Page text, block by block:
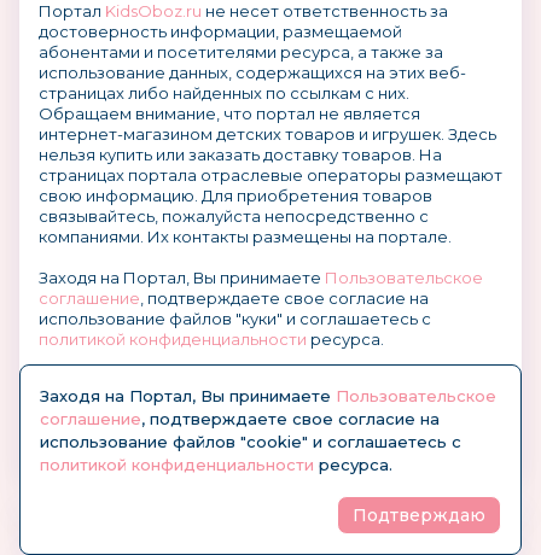
Портал KidsOboz.ru не несет ответственность за
достоверность информации, размещаемой
абонентами и посетителями ресурса, а также за
использование данных, содержащихся на этих веб-
страницах либо найденных по ссылкам с них.
Обращаем внимание, что портал не является
интернет-магазином детских товаров и игрушек. Здесь
нельзя купить или заказать доставку товаров. На
страницах портала отраслевые операторы размещают
свою информацию. Для приобретения товаров
связывайтесь, пожалуйста непосредственно с
компаниями. Их контакты размещены на портале.
Заходя на Портал, Вы принимаете Пользовательское
соглашение , подтверждаете свое согласие на
использование файлов "куки" и соглашаетесь с
политикой конфиденциальности ресурса.
© KidsOboz.RU 2004-2026
Заходя на Портал, Вы принимаете Пользовательское
соглашение, подтверждаете свое согласие на
использование файлов "cookie" и соглашаетесь с
политикой конфиденциальности ресурса.
Подтверждаю